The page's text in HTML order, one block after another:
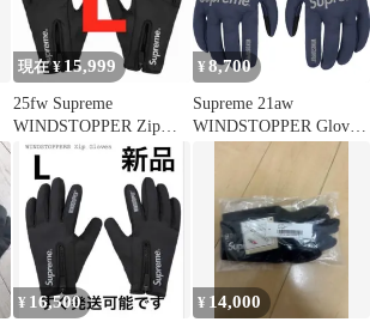
現在 ¥ 15,999
25fw Supreme
WINDSTOPPER Zip
Gloves 手袋 黒
¥8,700
Supreme 21aw
WINDSTOPPER Gloves
Navy シュプリーム
2021aw ウィンドストッ
パー グローブ 手袋 ネ
イビー
¥ 16,500 ¥ 14,000